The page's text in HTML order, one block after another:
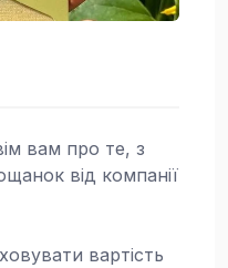
вам про те, з
від компанії
вартість